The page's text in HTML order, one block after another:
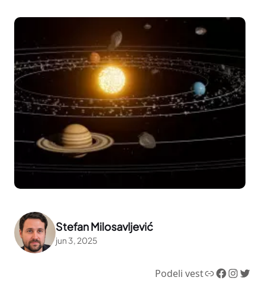
Stefan Milosavljević
jun 3, 2025
Podeli vestLink Facebook InstagramTwitter